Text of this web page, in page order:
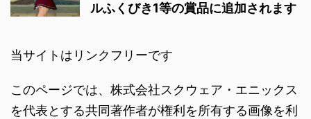
ルふくびき1等の賞品に追加されます
当サイトはリンクフリーです
このページでは、株式会社スクウェア・エニックス
を代表とする共同著作者が権利を所有する画像を利